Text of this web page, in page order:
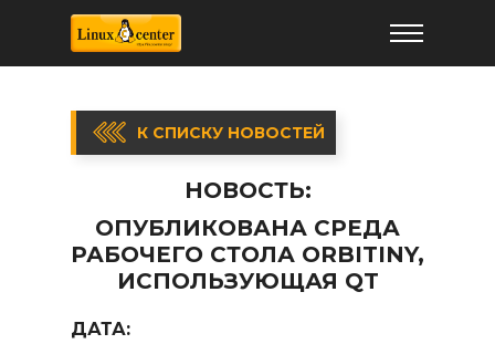
К СПИСКУ НОВОСТЕЙ
НОВОСТЬ:
ОПУБЛИКОВАНА СРЕДА
РАБОЧЕГО СТОЛА ORBITINY,
ИСПОЛЬЗУЮЩАЯ QT
ДАТА: